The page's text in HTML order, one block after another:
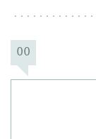
00